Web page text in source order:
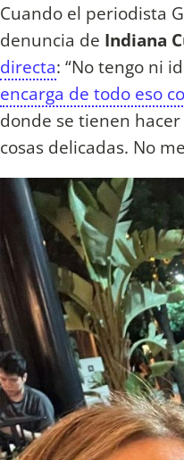
Cuando el periodista
denuncia de Indiana
directa: “No tengo ni
encarga de todo eso
donde se tienen
cosas delicadas. No